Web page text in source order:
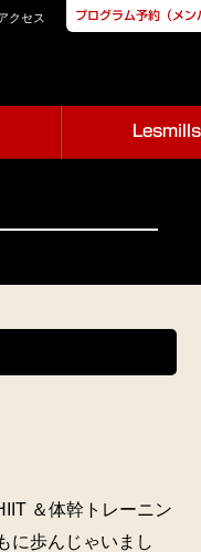
プログラム予約（メン
クセス
Lesmills
＆体幹トレーニン
に歩んじゃいまし